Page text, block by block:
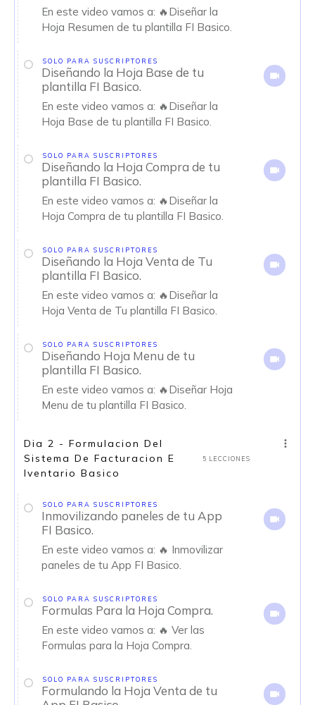
En este video vamos a: 🔥Diseñar la
Hoja Resumen de tu plantilla FI Basico.
SOLO PARA SUSCRIPTORES
Diseñando la Hoja Base de tu
plantilla FI Basico.
En este video vamos a: 🔥Diseñar la
Hoja Base de tu plantilla FI Basico.
SOLO PARA SUSCRIPTORES
Diseñando la Hoja Compra de tu
plantilla FI Basico.
En este video vamos a: 🔥Diseñar la
Hoja Compra de tu plantilla FI Basico.
SOLO PARA SUSCRIPTORES
Diseñando la Hoja Venta de Tu
plantilla FI Basico.
En este video vamos a: 🔥Diseñar la
Hoja Venta de Tu plantilla FI Basico.
SOLO PARA SUSCRIPTORES
Diseñando Hoja Menu de tu
plantilla FI Basico.
En este video vamos a: 🔥Diseñar Hoja
Menu de tu plantilla FI Basico.
Dia 2 - Formulacion Del
Sistema De Facturacion E
Iventario Basico
5 LECCIONES
SOLO PARA SUSCRIPTORES
Inmovilizando paneles de tu App
FI Basico.
En este video vamos a: 🔥 Inmovilizar
paneles de tu App FI Basico.
SOLO PARA SUSCRIPTORES
Formulas Para la Hoja Compra.
En este video vamos a: 🔥 Ver las
Formulas para la Hoja Compra.
SOLO PARA SUSCRIPTORES
Formulando la Hoja Venta de tu